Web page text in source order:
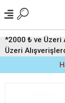
*2000 ₺ ve Üzeri
Üzeri
indirim (Üyelere